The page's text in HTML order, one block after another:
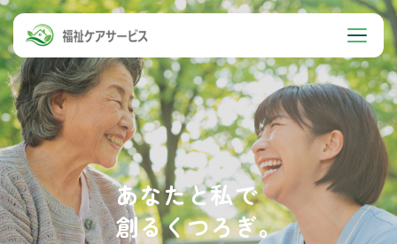
あなたと私で
創るくつろぎ。